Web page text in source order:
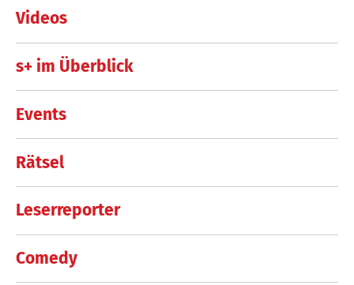
Videos
s+ im Überblick
Events
Rätsel
Leserreporter
Comedy